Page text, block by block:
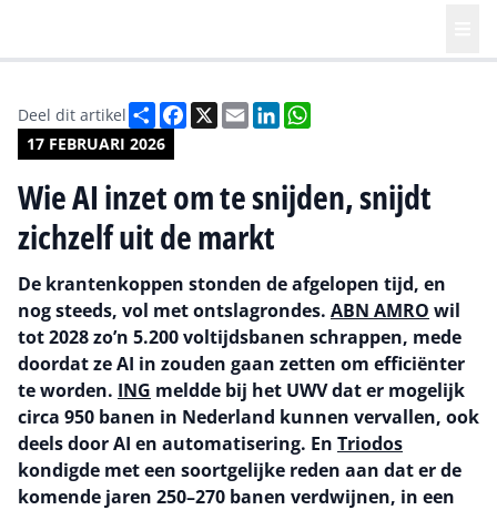
17 FEBRUARI 2026
Deel dit artikel DeelFacebook
X EmailLinkedIn
Wie AI inzet om te snijden, snijdt
zichzelf uit de markt
De krantenkoppen stonden de afgelopen tijd, en
nog steeds, vol met ontslagrondes. ABN AMRO wil
tot 2028 zo’n 5.200 voltijdsbanen schrappen, mede
doordat ze AI in zouden gaan zetten om efficiënter
te worden. ING meldde bij het UWV dat er mogelijk
circa 950 banen in Nederland kunnen vervallen, ook
deels door AI en automatisering. En Triodos
kondigde met een soortgelijke reden aan dat er de
komende jaren 250–270 banen verdwijnen, in een